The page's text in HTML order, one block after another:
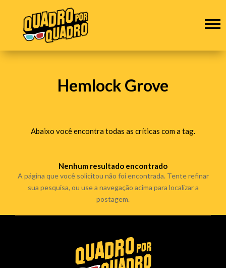
Hemlock Grove
Abaixo você encontra todas as críticas com a tag.
Nenhum resultado encontrado
A página que você solicitou não foi encontrada. Tente refinar
sua pesquisa, ou use a navegação acima para localizar a
postagem.